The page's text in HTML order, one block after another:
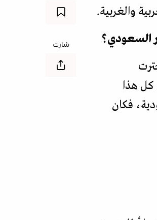
والغربية.
السعودي؟
كل هذا
فكان
شارك